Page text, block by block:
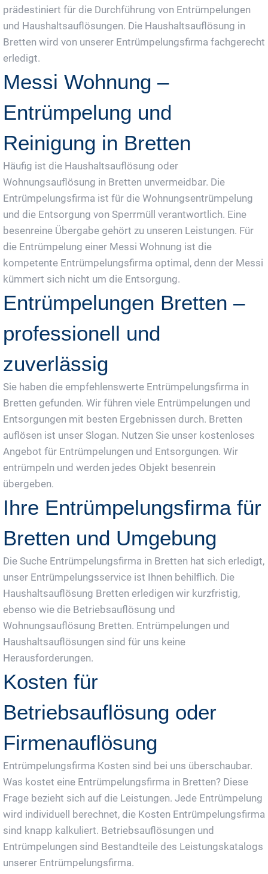
prädestiniert für die Durchführung von Entrümpelungen
und Haushaltsauflösungen. Die Haushaltsauflösung in
Bretten wird von unserer Entrümpelungsfirma fachgerecht
erledigt.
Messi Wohnung –
Entrümpelung und
Reinigung in Bretten
Häufig ist die Haushaltsauflösung oder
Wohnungsauflösung in Bretten unvermeidbar. Die
Entrümpelungsfirma ist für die Wohnungsentrümpelung
und die Entsorgung von Sperrmüll verantwortlich. Eine
besenreine Übergabe gehört zu unseren Leistungen. Für
die Entrümpelung einer Messi Wohnung ist die
kompetente Entrümpelungsfirma optimal, denn der Messi
kümmert sich nicht um die Entsorgung.
Entrümpelungen Bretten –
professionell und
zuverlässig
Sie haben die empfehlenswerte Entrümpelungsfirma in
Bretten gefunden. Wir führen viele Entrümpelungen und
Entsorgungen mit besten Ergebnissen durch. Bretten
auflösen ist unser Slogan. Nutzen Sie unser kostenloses
Angebot für Entrümpelungen und Entsorgungen. Wir
entrümpeln und werden jedes Objekt besenrein
übergeben.
Ihre Entrümpelungsfirma für
Bretten und Umgebung
Die Suche Entrümpelungsfirma in Bretten hat sich erledigt,
unser Entrümpelungsservice ist Ihnen behilflich. Die
Haushaltsauflösung Bretten erledigen wir kurzfristig,
ebenso wie die Betriebsauflösung und
Wohnungsauflösung Bretten. Entrümpelungen und
Haushaltsauflösungen sind für uns keine
Herausforderungen.
Kosten für
Betriebsauflösung oder
Firmenauflösung
Entrümpelungsfirma Kosten sind bei uns überschaubar.
Was kostet eine Entrümpelungsfirma in Bretten? Diese
Frage bezieht sich auf die Leistungen. Jede Entrümpelung
wird individuell berechnet, die Kosten Entrümpelungsfirma
sind knapp kalkuliert. Betriebsauflösungen und
Entrümpelungen sind Bestandteile des Leistungskatalogs
unserer Entrümpelungsfirma.